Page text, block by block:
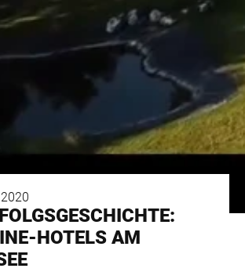
HOTELS AM